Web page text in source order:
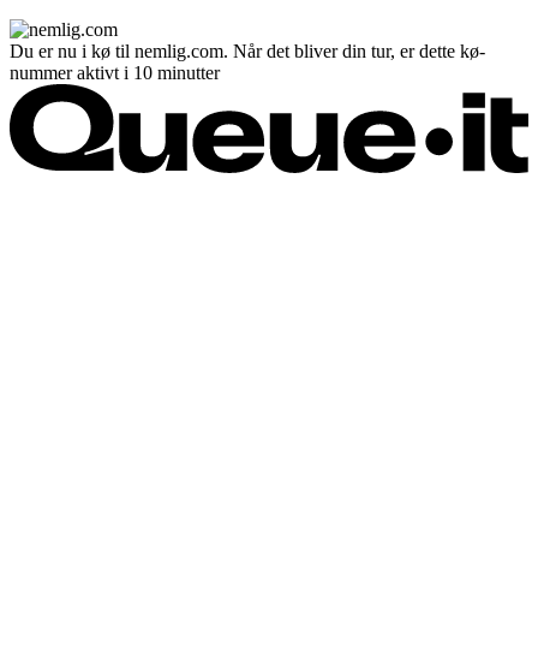
Du er nu i kø til nemlig.com. Når det bliver din tur, er dette kø-
nummer aktivt i 10 minutter